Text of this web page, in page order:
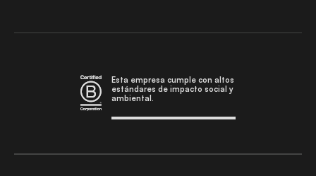
Esta empresa cumple con altos
estándares de impacto social y
ambiental.